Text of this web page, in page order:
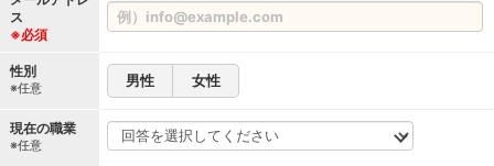
ス
※必須
性別
※任意 男性 女性
現在の職業
※任意